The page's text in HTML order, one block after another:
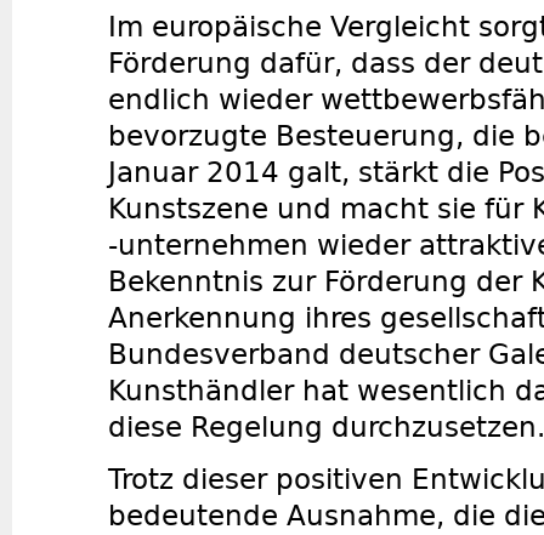
Im europäische Vergleicht
Förderung dafür, dass der
endlich wieder
bevorzugte Besteuerung, die
Januar 2014 galt, stärkt die
Kunstszene und macht sie für
-unternehmen wieder
Bekenntnis zur Förderung der
Anerkennung ihres
Bundesverband deutscher
Kunsthändler hat wesentlich
diese Regelung durchzusetzen.
Trotz dieser positiven
bedeutende Ausnahme, die